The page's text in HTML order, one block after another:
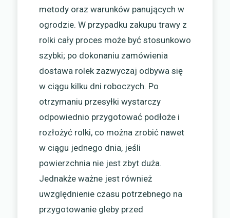
metody oraz warunków panujących w
ogrodzie. W przypadku zakupu trawy z
rolki cały proces może być stosunkowo
szybki; po dokonaniu zamówienia
dostawa rolek zazwyczaj odbywa się
w ciągu kilku dni roboczych. Po
otrzymaniu przesyłki wystarczy
odpowiednio przygotować podłoże i
rozłożyć rolki, co można zrobić nawet
w ciągu jednego dnia, jeśli
powierzchnia nie jest zbyt duża.
Jednakże ważne jest również
uwzględnienie czasu potrzebnego na
przygotowanie gleby przed